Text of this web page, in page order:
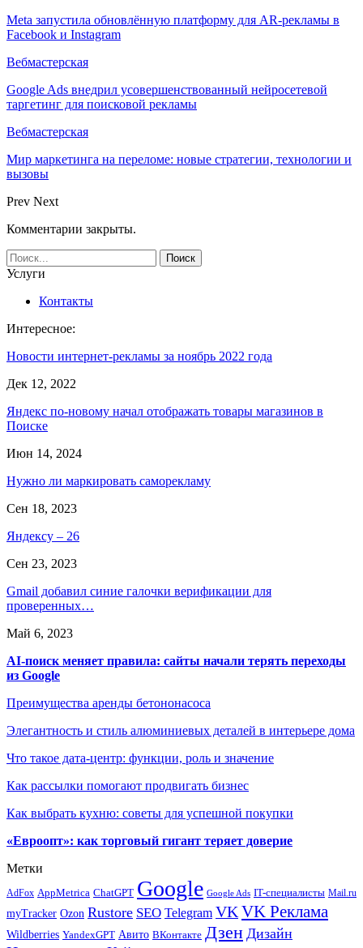
Meta запустила обновлённую платформу для AR-рекламы в
Facebook и Instagram
Вебмастерская
Google Ads внедрил усовершенствованный нейросетевой
таргетинг для поисковой рекламы
Вебмастерская
Мир маркетинга на переломе: новые стратегии, технологии и
вызовы
Prev Next
Комментарии закрыты.
Услуги
Контакты
Интересное:
Новости интернет-рекламы за ноябрь 2022 года
Дек 12, 2022
Яндекс по-новому начал отображать товары магазинов в
Поиске
Июн 14, 2024
Нужно ли маркировать саморекламу
Сен 18, 2023
Яндексу – 26
Сен 23, 2023
Gmail добавил синие галочки верификации для
проверенных…
Май 6, 2023
AI-поиск меняет правила: сайты начали терять переходы
из Google
Преимущества аренды бетононасоса
Элегантность и стиль алюминиевых деталей в интерьере дома
Что такое дата-центр: функции, роль и значение
Как рассылки помогают продвигать бизнес
Как выбрать кухню: советы для успешной покупки
«Евроопт»: как торговый гигант теряет доверие
Метки
AdFox AppMetrica ChatGPT Google Google Ads IT-специалисты Mail.ru
myTracker Ozon Rustore SEO Telegram VKVK Реклама
Wildberries YandexGPT Авито ВКонтакте Дзен Дизайн